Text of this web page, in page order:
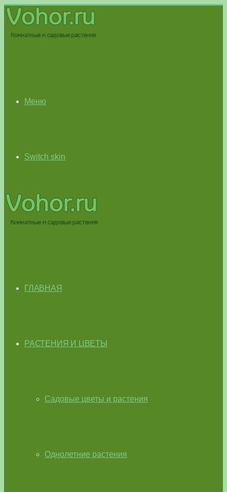
Меню
Switch skin
ГЛАВНАЯ
РАСТЕНИЯ И ЦВЕТЫ
Садовые цветы и растения
Однолетние растения